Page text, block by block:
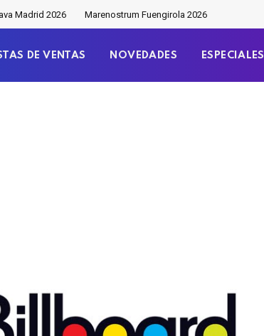
Madrid 2026 Marenostrum Fuengirola 2026
DE VENTAS NOVEDADES ESPECIALES